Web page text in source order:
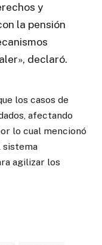
y
la pensión
declaró.
los casos de
afectando
lo cual mencionó
sistema
agilizar los